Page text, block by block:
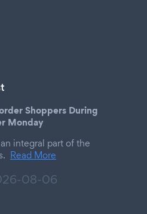
Shoppers During
Monday
integral part of the
Read More
08-06